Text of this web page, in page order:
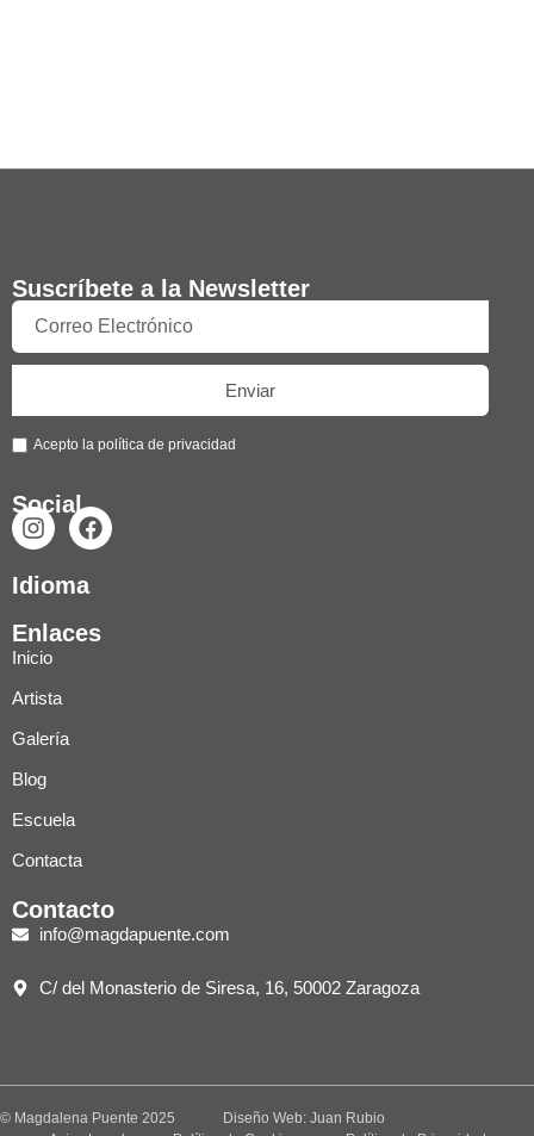
Suscríbete a la Newsletter
Acepto la política de privacidad
Enviar
Social
Idioma
Enlaces
Inicio
Artista
Galería
Blog
Escuela
Contacta
Contacto
info@magdapuente.com
C/ del Monasterio de Siresa, 16, 50002 Zaragoza
© Magdalena Puente 2025
Diseño Web: Juan Rubio